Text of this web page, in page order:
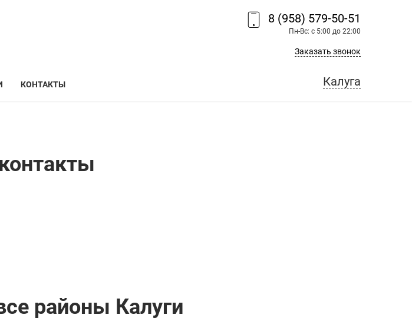
8 (958) 579-50-51
Пн-Вс: с 5:00 до 22:00
Заказать звонок
КОНТАКТЫ Калуга
районы Калуги